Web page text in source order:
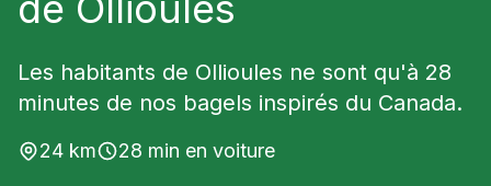
Les habitants de Ollioules ne sont qu'à 28
minutes de nos bagels inspirés du Canada.
24 km 28 min en voiture